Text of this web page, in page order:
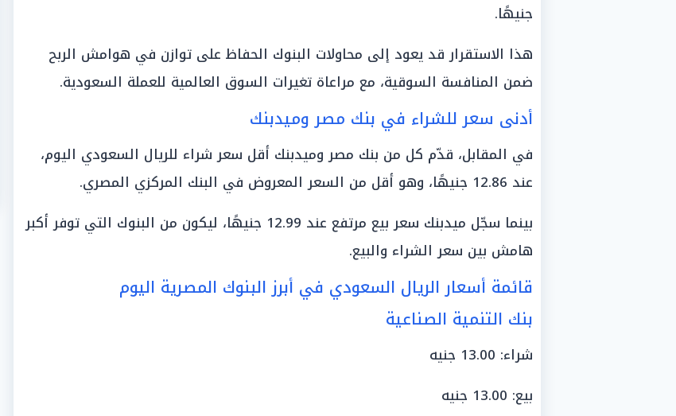
جنيهًا.
هذا الاستقرار قد يعود إلى محاولات البنوك الحفاظ على توازن في هوامش الربح
ضمن المنافسة السوقية، مع مراعاة تغيرات السوق العالمية للعملة السعودية.
أدنى سعر للشراء في بنك مصر وميدبنك
في المقابل، قدّم كل من بنك مصر وميدبنك أقل سعر شراء للريال السعودي اليوم،
عند 12.86 جنيهًا، وهو أقل من السعر المعروض في البنك المركزي المصري.
بينما سجّل ميدبنك سعر بيع مرتفع عند 12.99 جنيهًا، ليكون من البنوك التي توفر أكبر
هامش بين سعر الشراء والبيع.
قائمة أسعار الريال السعودي في أبرز البنوك المصرية اليوم
بنك التنمية الصناعية
شراء: 13.00 جنيه
بيع: 13.00 جنيه